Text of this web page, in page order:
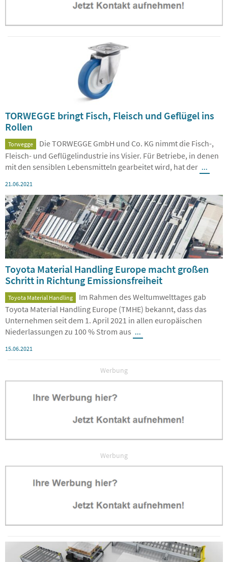
TORWEGGE bringt Fisch, Fleisch und Geflügel ins
Rollen
Torwegge
Die TORWEGGE GmbH und Co. KG nimmt die Fisch-,
Fleisch- und Geflügelindustrie ins Visier. Für Betriebe, in denen
mit den sensiblen Lebensmitteln gearbeitet wird, hat der ...
21.06.2021
Toyota Material Handling Europe macht großen
Schritt in Richtung Emissionsfreiheit
Toyota Material Handling
Im Rahmen des Weltumwelttages gab
Toyota Material Handling Europe (TMHE) bekannt, dass das
Unternehmen seit dem 1. April 2021 in allen europäischen
Niederlassungen zu 100 % Strom aus ...
15.06.2021
Werbung
Werbung